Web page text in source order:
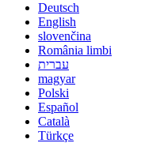
Deutsch
English
slovenčina
România limbi
עברית
magyar
Polski
Español
Català
Türkçe